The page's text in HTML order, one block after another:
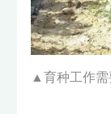
▲ 育种工作